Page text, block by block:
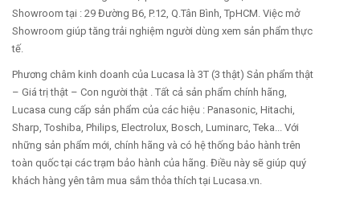
Showroom tại : 29 Đường B6, P.12, Q.Tân Bình, TpHCM. Việc mở
Showroom giúp tăng trải nghiệm người dùng xem sản phẩm thực
tế.
Phương châm kinh doanh của Lucasa là 3T (3 thật) Sản phẩm thật
– Giá trị thật – Con người thật . Tất cả sản phẩm chính hãng,
Lucasa cung cấp sản phẩm của các hiệu : Panasonic, Hitachi,
Sharp, Toshiba, Philips, Electrolux, Bosch, Luminarc, Teka... Với
những sản phẩm mới, chính hãng và có hệ thống bảo hành trên
toàn quốc tại các trạm bảo hành của hãng. Điều này sẽ giúp quý
khách hàng yên tâm mua sắm thỏa thích tại Lucasa.vn.